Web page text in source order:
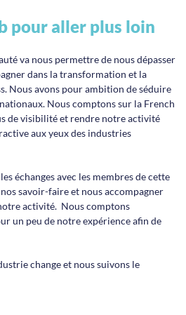
pour aller plus loin
va nous permettre de nous dépasser
dans la transformation et la
Nous avons pour ambition de séduire
Nous comptons sur la French
de visibilité et rendre notre activité
aux yeux des industries
échanges avec les membres de cette
savoir-faire et nous accompagner
activité. Nous comptons
un peu de notre expérience afin de
change et nous suivons le